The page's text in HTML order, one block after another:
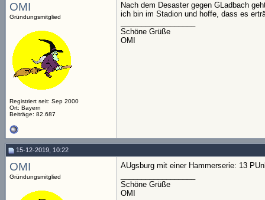
OMI
Gründungsmitglied
Registriert seit: Sep 2000
Ort: Bayern
Beiträge: 82.687
Nach dem Desaster gegen GLadbach
ich bin im Stadion und hoffe, dass es
Schöne Grüße
OMI
15-12-2019, 10:22
OMI
Gründungsmitglied
AUgsburg mit einer Hammerserie: 13
Schöne Grüße
OMI